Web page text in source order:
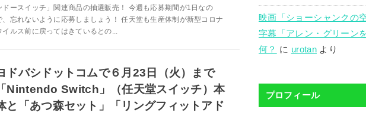
ドースイッチ」関連商品の抽選販売！ 今週も応募期間が1日なの
、忘れないように応募しましょう！ 任天堂も生産体制が新型コロナ
イルス前に戻ってはきているとの...
ドバシドットコムで６月23日（火）まで
Nintendo Switch」（任天堂スイッチ）本
と「あつ森セット」「リングフィットアド
映画「ショーシャンクの
字幕「アレン・グリーン
何？
に urotan より
プロフィール